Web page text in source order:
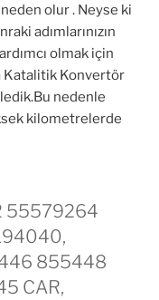
neden olur . Neyse ki
adımlarınızın
olmak için
Katalitik Konvertör
nedenle
kilometrelerde
55579264
855448
CAR,